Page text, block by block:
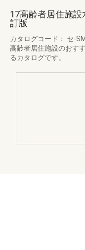
17高齢者居住施
訂版
カタログコード： セ-
高齢者居住施設のおす
るカタログです。